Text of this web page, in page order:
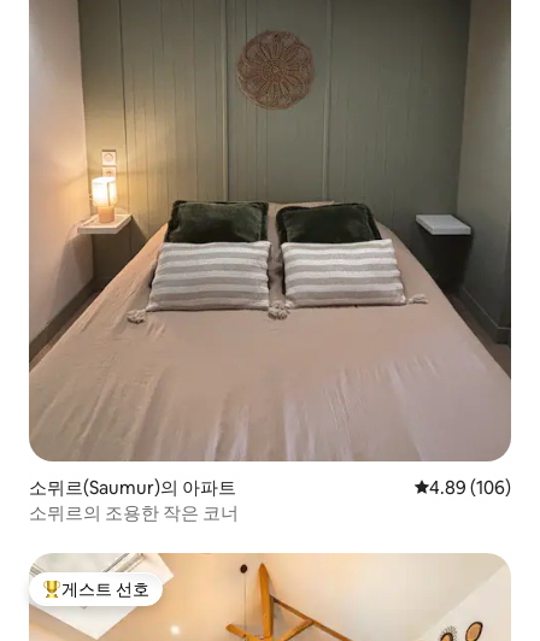
소뮈르(Saumur)의 아파트 평점 4.89점(5
4.89 (106)
소뮈르의 조용한 작은 코너
상위 게스트 선호
게스트 선호